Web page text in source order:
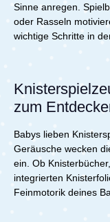
Sinne anregen.
oder Rasseln
wichtige Schritte in
zum
Babys lieben
Geräusche wecken
ein. Ob
integrierten
Feinmotorik deines